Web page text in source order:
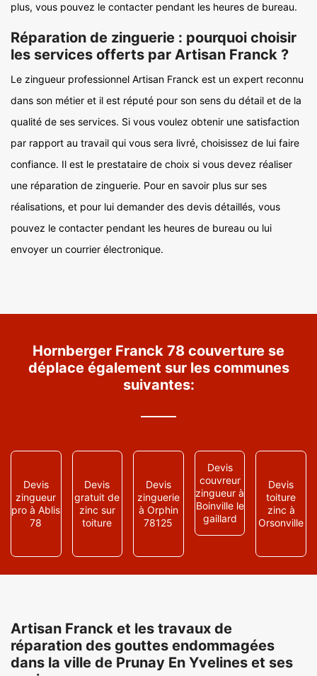
plus, vous pouvez le contacter pendant les heures de bureau.
Réparation de zinguerie : pourquoi choisir
les services offerts par Artisan Franck ?
Le zingueur professionnel Artisan Franck est un expert reconnu
dans son métier et il est réputé pour son sens du détail et de la
qualité de ses services. Si vous voulez obtenir une satisfaction
par rapport au travail qui vous sera livré, choisissez de lui faire
confiance. Il est le prestataire de choix si vous devez réaliser
une réparation de zinguerie. Pour en savoir plus sur ses
réalisations, et pour lui demander des devis détaillés, vous
pouvez le contacter pendant les heures de bureau ou lui
envoyer un courrier électronique.
Hornberger Franck 78 couverture se
déplace également sur les communes
suivantes:
Devis
zingueur
pro à Ablis
78
Devis
gratuit de
zinc sur
toiture
Devis
zinguerie
à Orphin
78125
Devis
couvreur
zingueur à
Boinville le
gaillard
Devis
toiture
zinc à
Orsonville
Artisan Franck et les travaux de
réparation des gouttes endommagées
dans la ville de Prunay En Yvelines et ses